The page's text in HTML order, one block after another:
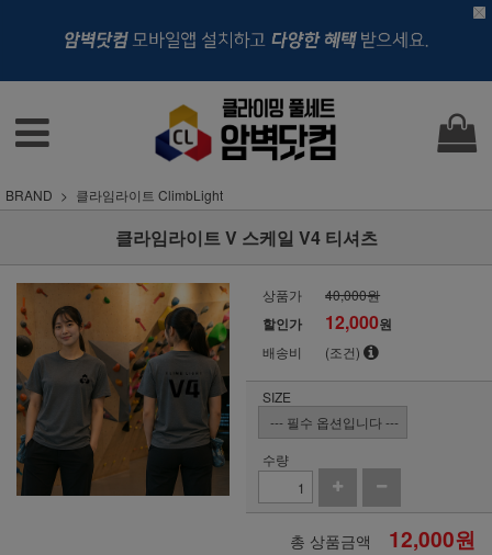
BRAND 클라임라이트 ClimbLight
클라임라이트 V 스케일 V4 티셔츠
상품가 40,000원
할인가 12,000원
배송비 (조건)
SIZE
수량
총 상품금액 12,000원